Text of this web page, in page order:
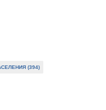
(394)